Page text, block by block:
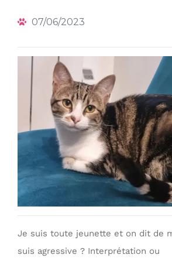
07/06/2023
Je suis toute jeunette et on dit de
suis agressive ? Interprétation ou